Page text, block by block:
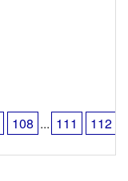
108 ... 111 112